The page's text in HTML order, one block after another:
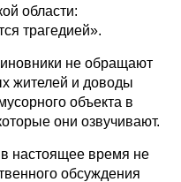
области:
трагедией».
не обращают
жителей и доводы
объекта в
они озвучивают.
настоящее время не
обсуждения